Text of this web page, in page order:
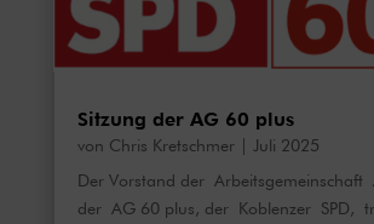
Sitzung der AG 60 plus
von Chris Kretschmer|
Juli 2025
Der Vorstand der Arbeitsgemeinschaft
der AG 60 plus, der Koblenzer SPD,